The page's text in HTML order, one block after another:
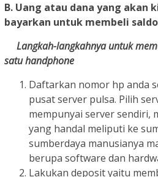
B. Uang atau dana yang akan
bayarkan untuk membeli
Langkah-langkahnya untuk
satu handphone
Daftarkan nomor hp anda
pusat server pulsa. Pilih
mempunyai server sendiri,
yang handal meliputi ke
sumberdaya manusianya
berupa software dan
Lakukan deposit yaitu